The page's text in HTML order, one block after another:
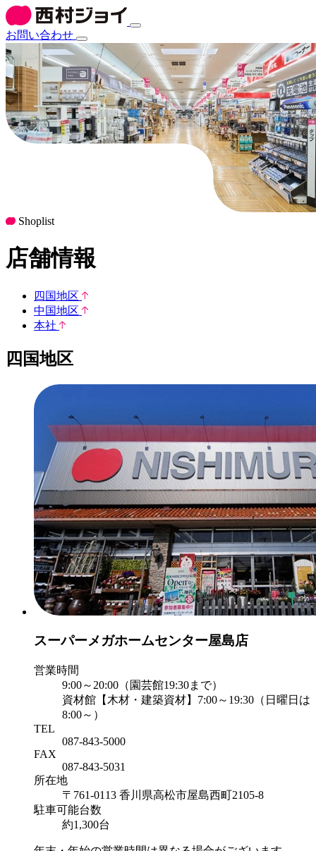
お問い合わせ
Shoplist
店舗情報
四国地区
中国地区
本社
四国地区
スーパーメガホームセンター屋島店
営業時間
9:00～20:00（園芸館19:30まで）
資材館【木材・建築資材】7:00～19:30（日曜日は
8:00～）
TEL
087-843-5000
FAX
087-843-5031
所在地
〒761-0113 香川県高松市屋島西町2105-8
駐車可能台数
約1,300台